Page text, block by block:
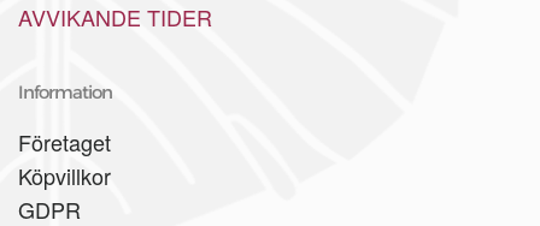
AVVIKANDE TIDER
Information
Företaget
Köpvillkor
GDPR